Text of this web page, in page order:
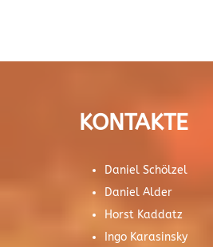
KONTAKTE
Daniel Schölzel
Daniel Alder
Horst Kaddatz
Ingo Karasinsky